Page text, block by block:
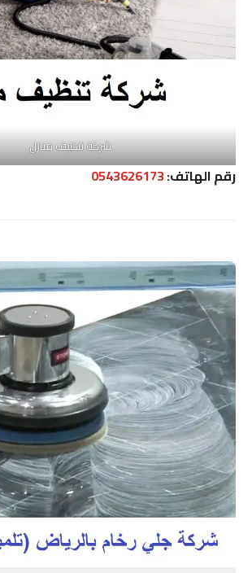
شركة تنظيف منازل
رقم الهاتف:0543626173